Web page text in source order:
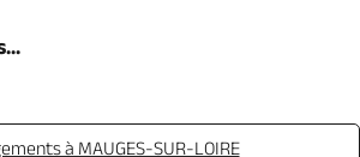
à MAUGES-SUR-LOIRE